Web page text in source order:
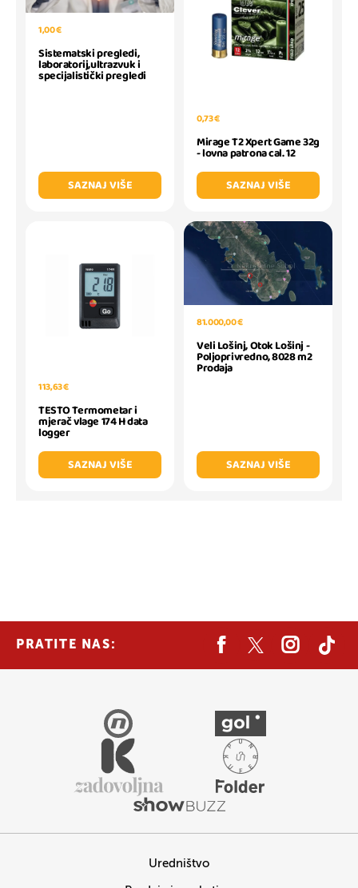
1,00 €
Sistematski pregledi,
laboratorij,ultrazvuk i
specijalistički pregledi
SAZNAJ VIŠE
0,73 €
Mirage T2 Xpert Game 32g
- lovna patrona cal. 12
SAZNAJ VIŠE
113,63 €
TESTO Termometar i
mjerač vlage 174 H data
logger
SAZNAJ VIŠE
81.000,00 €
Veli Lošinj, Otok Lošinj -
Poljoprivredno, 8028 m2
Prodaja
SAZNAJ VIŠE
PRATITE NAS:
Uredništvo